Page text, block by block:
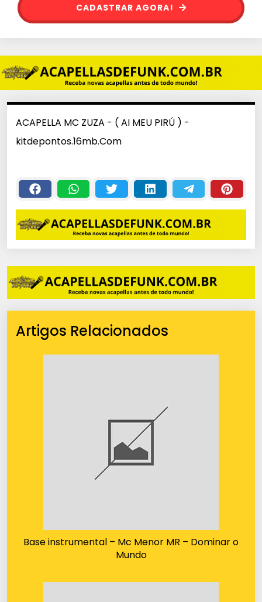
CADASTRAR AGORA!
ACAPELLA MC ZUZA - ( AI MEU PIRÚ ) -
kitdepontos.16mb.Com
Artigos Relacionados
Base instrumental – Mc Menor MR – Dominar o
Mundo